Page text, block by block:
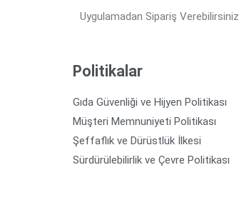
Uygulamadan Sipariş Verebilirsiniz
Politikalar
Gıda Güvenliği ve Hijyen Politikası
Müşteri Memnuniyeti Politikası
Şeffaflık ve Dürüstlük İlkesi
Sürdürülebilirlik ve Çevre Politikası